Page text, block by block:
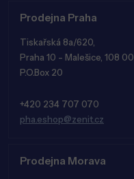
Prodejna Praha
Tiskařská 8a/620,
Praha 10 - Malešice, 108 00
P.O.Box 20
+420 234 707 070
pha.eshop@zenit.cz
Prodejna Morava